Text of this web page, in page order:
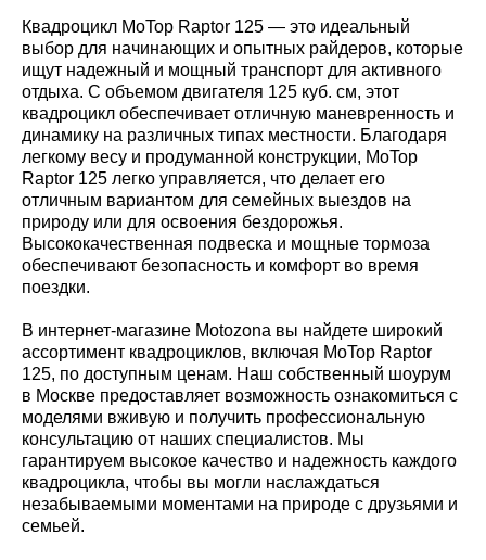
Число тактов 4-х тактный
Аккумулятор 12V
Зажигание электронное (C.D.I)
Марка топлива
Количество цилиндров 1-цилиндровый
Запуск двигателя электростартер
ТРАНСМИССИЯ И
ХОДОВАЯ ЧАСТЬ
Квадроцикл MoTop Raptor 125 — это идеальный
выбор для начинающих и опытных райдеров, которые
ищут надежный и мощный транспорт для активного
отдыха. С объемом двигателя 125 куб. см, этот
квадроцикл обеспечивает отличную маневренность и
динамику на различных типах местности. Благодаря
легкому весу и продуманной конструкции, MoTop
Raptor 125 легко управляется, что делает его
отличным вариантом для семейных выездов на
природу или для освоения бездорожья.
Высококачественная подвеска и мощные тормоза
обеспечивают безопасность и комфорт во время
поездки.
В интернет-магазине Motozona вы найдете широкий
ассортимент квадроциклов, включая MoTop Raptor
125, по доступным ценам. Наш собственный шоурум
в Москве предоставляет возможность ознакомиться с
моделями вживую и получить профессиональную
консультацию от наших специалистов. Мы
гарантируем высокое качество и надежность каждого
квадроцикла, чтобы вы могли наслаждаться
незабываемыми моментами на природе с друзьями и
семьей.